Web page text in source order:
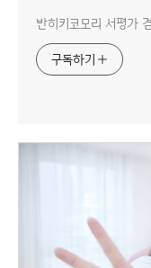
반히키코모리 서평가
구독하기